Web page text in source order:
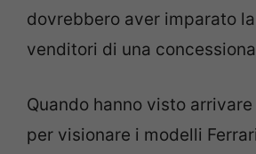
dovrebbero aver imparato
venditori di una
Quando hanno visto
per visionare i modelli